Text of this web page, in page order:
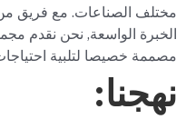
مختلف الصناعات. مع فريق
الخبرة الواسعة, نحن نقدم
مصممة خصيصا لتلبية
نهجنا: